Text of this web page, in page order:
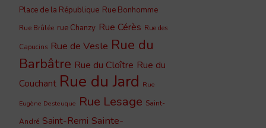
Place de la République Rue Bonhomme
Rue Brûlée rue Chanzy Rue Cérès Rue des
Capucins Rue de Vesle Rue du
Barbâtre Rue du Cloître Rue du
Couchant Rue du Jard Rue
Eugène Desteuque Rue Lesage Saint-
André Saint-Remi Sainte-